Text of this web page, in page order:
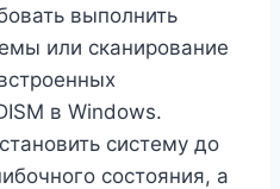
выполнить
или сканирование
в Windows.
систему до
состояния, а